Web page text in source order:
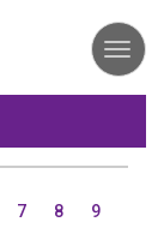
7 8
9